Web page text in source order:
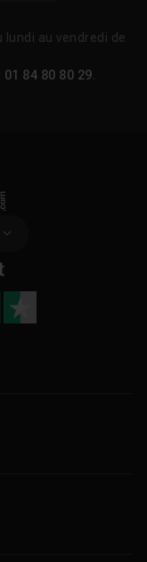
au vendredi de
01 84 80 80 29